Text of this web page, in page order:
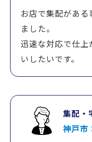
お店で集配がある
ました。
迅速な対応で仕
いしたいです。
集配・
神戸市